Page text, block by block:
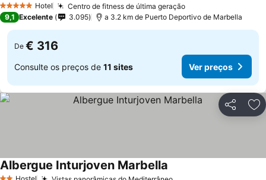
5 Estrelas Hotel Centro de fitness de última geração
9,1 Excelente 3.095 a 3.2 km de Puerto Deportivo de Marbella
De € 316
Consulte os preços de 11 sites Ver preços
Partilhar
Hostel
Albergue Inturjoven Marbella